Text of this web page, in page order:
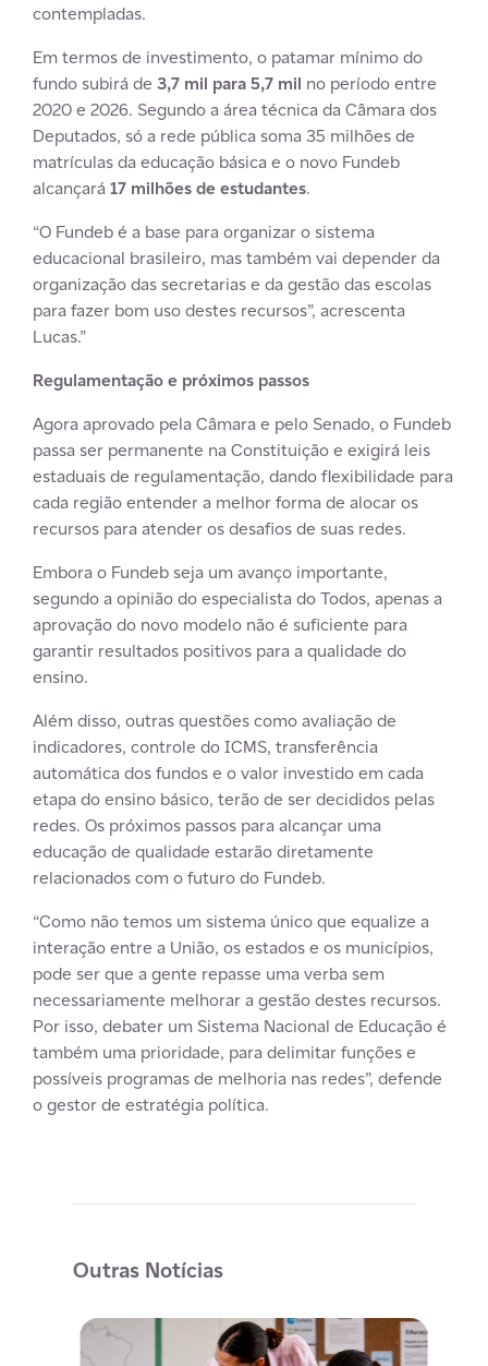
contempladas.
Em termos de investimento, o patamar mínimo do
fundo subirá de 3,7 mil para 5,7 mil no período entre
2020 e 2026. Segundo a área técnica da Câmara dos
Deputados, só a rede pública soma 35 milhões de
matrículas da educação básica e o novo Fundeb
alcançará 17 milhões de estudantes.
“O Fundeb é a base para organizar o sistema
educacional brasileiro, mas também vai depender da
organização das secretarias e da gestão das escolas
para fazer bom uso destes recursos”, acrescenta
Lucas.”
Regulamentação e próximos passos
Agora aprovado pela Câmara e pelo Senado, o Fundeb
passa ser permanente na Constituição e exigirá leis
estaduais de regulamentação, dando flexibilidade para
cada região entender a melhor forma de alocar os
recursos para atender os desafios de suas redes.
Embora o Fundeb seja um avanço importante,
segundo a opinião do especialista do Todos, apenas a
aprovação do novo modelo não é suficiente para
garantir resultados positivos para a qualidade do
ensino.
Além disso, outras questões como avaliação de
indicadores, controle do ICMS, transferência
automática dos fundos e o valor investido em cada
etapa do ensino básico, terão de ser decididos pelas
redes. Os próximos passos para alcançar uma
educação de qualidade estarão diretamente
relacionados com o futuro do Fundeb.
“Como não temos um sistema único que equalize a
interação entre a União, os estados e os municípios,
pode ser que a gente repasse uma verba sem
necessariamente melhorar a gestão destes recursos.
Por isso, debater um Sistema Nacional de Educação é
também uma prioridade, para delimitar funções e
possíveis programas de melhoria nas redes”, defende
o gestor de estratégia política.
Outras Notícias